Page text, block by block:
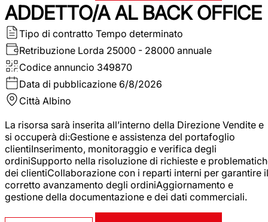
ADDETTO/A AL BACK OFFICE
Tipo di contratto Tempo determinato
Retribuzione Lorda 25000 - 28000 annuale
Codice annuncio 349870
Data di pubblicazione 6/8/2026
Città Albino
La risorsa sarà inserita all’interno della Direzione Vendite e
si occuperà di:Gestione e assistenza del portafoglio
clientiInserimento, monitoraggio e verifica degli
ordiniSupporto nella risoluzione di richieste e
dei clientiCollaborazione con i reparti interni per garantire il
corretto avanzamento degli ordiniAggiornamento e
gestione della documentazione e dei dati commerciali.